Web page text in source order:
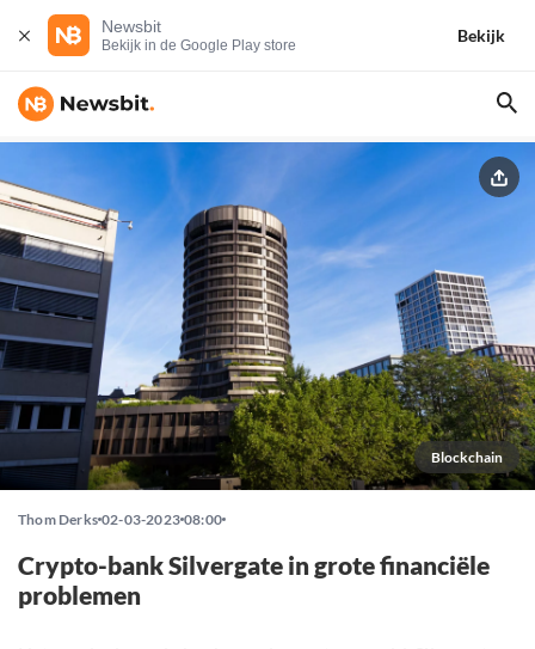
Newsbit
Bekijk in de Google Play store
Bekijk
Blockchain
Thom Derks 02-03-2023 08:00
Crypto-bank Silvergate in grote financiële
problemen